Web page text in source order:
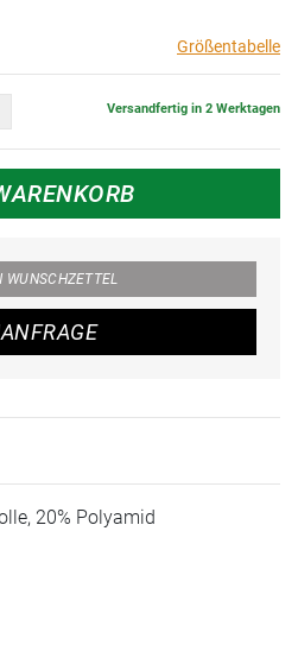
Größentabelle
Versandfertig in 2 Werktagen
WUNSCHZETTEL
20% Polyamid